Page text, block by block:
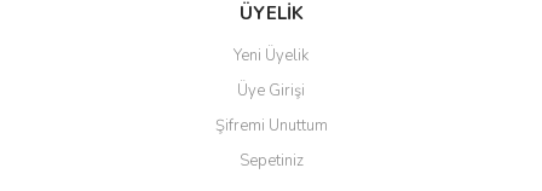
ÜYELİK
Yeni Üyelik
Üye Girişi
Şifremi Unuttum
Sepetiniz